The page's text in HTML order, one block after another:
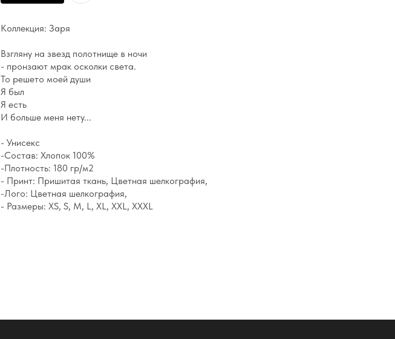
Коллекция: Заря
Взгляну на звезд полотнище в ночи
- пронзают мрак осколки света.
То решето моей души
Я был
Я есть
И больше меня нету...
- Унисекс
-Состав: Хлопок 100%
-Плотность: 180 гр/м2
- Принт: Пришитая ткань, Цветная шелкография,
-Лого: Цветная шелкография,
- Размеры: XS, S, M, L, XL, XXL, XXXL